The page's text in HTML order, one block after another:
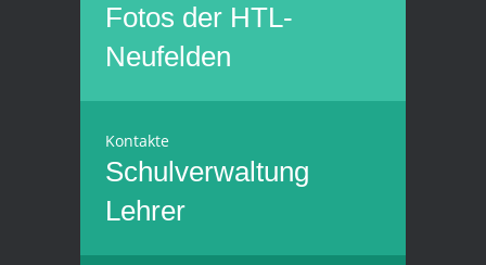
Fotos der HTL-
Neufelden
Kontakte
Schulverwaltung
Lehrer